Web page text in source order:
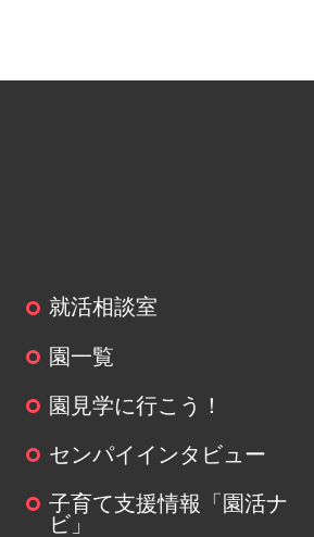
就活相談室
園一覧
園見学に行こう！
センパイインタビュー
子育て支援情報「園活ナ
ビ」